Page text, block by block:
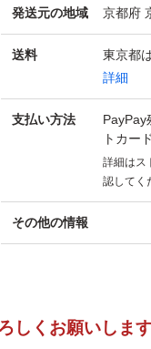
発送元の地域 京都府
送料 東京都
詳細
支払い方法
PayPay
トカー
詳細はス
認してく
その他の情報